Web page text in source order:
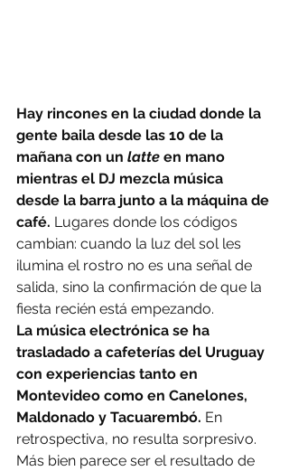
Hay rincones en la ciudad donde la
gente baila desde las 10 de la
mañana con un latte en mano
mientras el DJ mezcla música
desde la barra junto a la máquina de
café. Lugares donde los códigos
cambian: cuando la luz del sol les
ilumina el rostro no es una señal de
salida, sino la confirmación de que la
fiesta recién está empezando.
La música electrónica se ha
trasladado a cafeterías del Uruguay
con experiencias tanto en
Montevideo como en Canelones,
Maldonado y Tacuarembó. En
retrospectiva, no resulta sorpresivo.
Más bien parece ser el resultado de